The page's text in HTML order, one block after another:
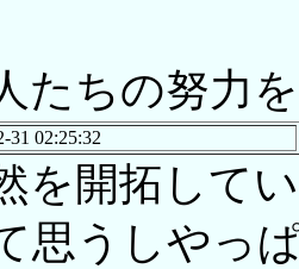
たちの努力
31 02:25:32
を開拓して
思うしやっ